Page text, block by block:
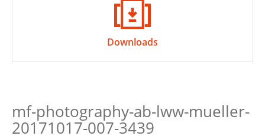
Downloads
mf-photography-ab-lww-mueller-
20171017-007-3439